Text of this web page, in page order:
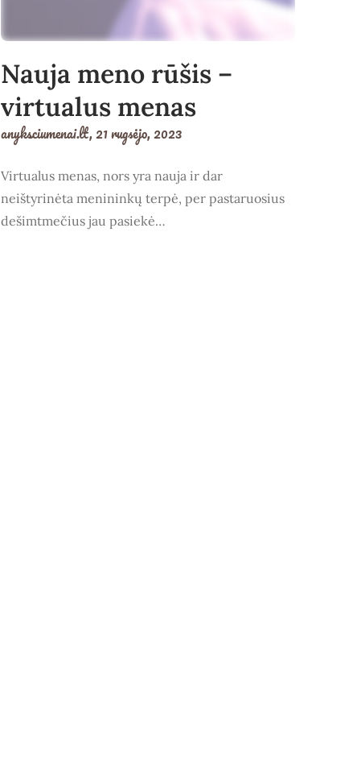
Nauja meno rūšis –
virtualus menas
anyksciumenai.lt,21 rugsėjo, 2023
Virtualus menas, nors yra nauja ir dar
neištyrinėta menininkų terpė, per pastaruosius
dešimtmečius jau pasiekė…